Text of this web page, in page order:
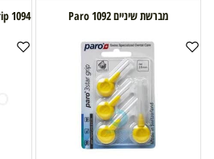
מברשת שיניים 1092 Paro